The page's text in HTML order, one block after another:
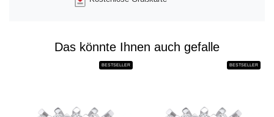
Das könnte Ihnen auch gefalle
BESTSELLER BESTSELLER